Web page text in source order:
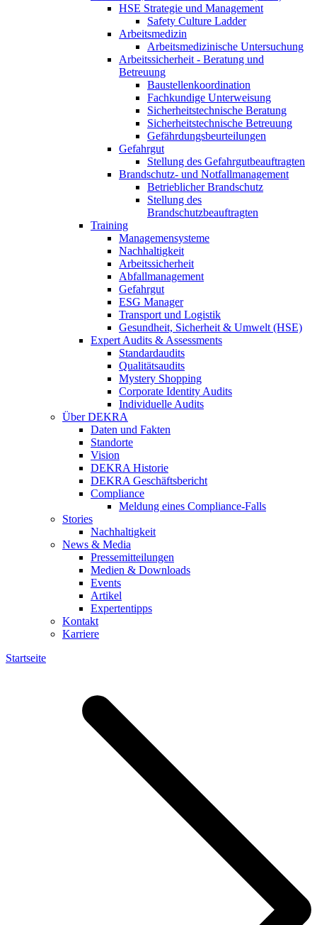
HSE Strategie und Management
Safety Culture Ladder
Arbeitsmedizin
Arbeitsmedizinische Untersuchung
Arbeitssicherheit - Beratung und
Betreuung
Baustellenkoordination
Fachkundige Unterweisung
Sicherheitstechnische Beratung
Sicherheitstechnische Betreuung
Gefährdungsbeurteilungen
Gefahrgut
Stellung des Gefahrgutbeauftragten
Brandschutz- und Notfallmanagement
Betrieblicher Brandschutz
Stellung des
Brandschutzbeauftragten
Training
Managemensysteme
Nachhaltigkeit
Arbeitssicherheit
Abfallmanagement
Gefahrgut
ESG Manager
Transport und Logistik
Gesundheit, Sicherheit & Umwelt (HSE)
Expert Audits & Assessments
Standardaudits
Qualitätsaudits
Mystery Shopping
Corporate Identity Audits
Individuelle Audits
Über DEKRA
Daten und Fakten
Standorte
Vision
DEKRA Historie
DEKRA Geschäftsbericht
Compliance
Meldung eines Compliance-Falls
Stories
Nachhaltigkeit
News & Media
Pressemitteilungen
Medien & Downloads
Events
Artikel
Expertentipps
Kontakt
Karriere
Startseite